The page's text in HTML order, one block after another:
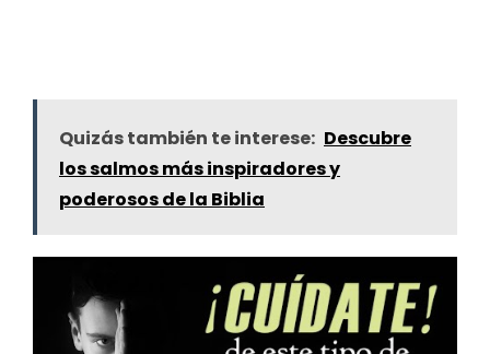
Quizás también te interese: Descubre
los salmos más inspiradores y
poderosos de la Biblia